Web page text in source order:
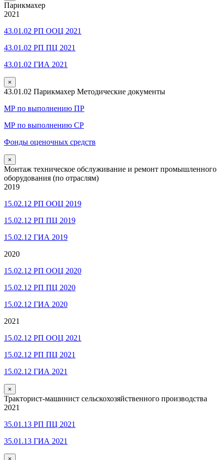
Парикмахер
2021
43.01.02 РП ООЦ 2021
43.01.02 РП ПЦ 2021
43.01.02 ГИА 2021
×
43.01.02 Парикмахер Методические документы
МР по выполнению ПР
МР по выполнению СР
Фонды оценочных средств
×
Монтаж техническое обслуживание и ремонт промышленного
оборудования (по отраслям)
2019
15.02.12 РП ООЦ 2019
15.02.12 РП ПЦ 2019
15.02.12 ГИА 2019
2020
15.02.12 РП ООЦ 2020
15.02.12 РП ПЦ 2020
15.02.12 ГИА 2020
2021
15.02.12 РП ООЦ 2021
15.02.12 РП ПЦ 2021
15.02.12 ГИА 2021
×
Тракторист-машинист сельскохозяйственного производства
2021
35.01.13 РП ПЦ 2021
35.01.13 ГИА 2021